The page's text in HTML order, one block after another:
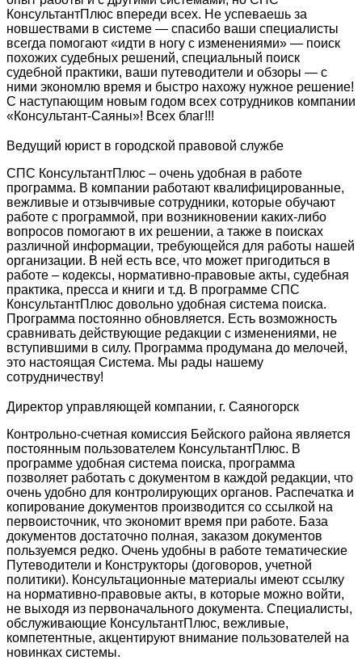
КонсультантПлюс впереди всех. Не успеваешь за
новшествами в системе — спасибо ваши специалисты
всегда помогают «идти в ногу с изменениями» — поиск
похожих судебных решений, специальный поиск
судебной практики, ваши путеводители и обзоры — с
ними экономлю время и быстро нахожу нужное решение!
С наступающим новым годом всех сотрудников компании
«Консультант-Саяны»! Всех благ!!!
Ведущий юрист в городской правовой службе
СПС КонсультантПлюс – очень удобная в работе
программа. В компании работают квалифицированные,
вежливые и отзывчивые сотрудники, которые обучают
работе с программой, при возникновении каких-либо
вопросов помогают в их решении, а также в поисках
различной информации, требующейся для работы нашей
организации. В ней есть все, что может пригодиться в
работе – кодексы, нормативно-правовые акты, судебная
практика, пресса и книги и т.д. В программе СПС
КонсультантПлюс довольно удобная система поиска.
Программа постоянно обновляется. Есть возможность
сравнивать действующие редакции с изменениями, не
вступившими в силу. Программа продумана до мелочей,
это настоящая Система. Мы рады нашему
сотрудничеству!
Директор управляющей компании, г. Саяногорск
Контрольно-счетная комиссия Бейского района является
постоянным пользователем КонсультантПлюс. В
программе удобная система поиска, программа
позволяет работать с документом в каждой редакции, что
очень удобно для контролирующих органов. Распечатка и
копирование документов производится со ссылкой на
первоисточник, что экономит время при работе. База
документов достаточно полная, заказом документов
пользуемся редко. Очень удобны в работе тематические
Путеводители и Конструкторы (договоров, учетной
политики). Консультационные материалы имеют ссылку
на нормативно-правовые акты, в которые можно войти,
не выходя из первоначального документа. Специалисты,
обслуживающие КонсультантПлюс, вежливые,
компетентные, акцентируют внимание пользователей на
новинках системы.